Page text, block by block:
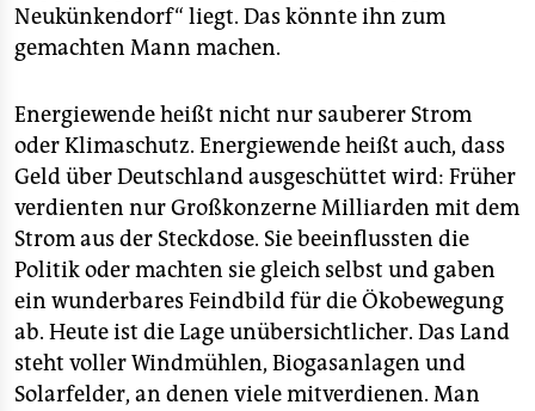
Neukünkendorf“ liegt. Das könnte ihn zum
gemachten Mann machen.
Energiewende heißt nicht nur sauberer Strom
oder Klimaschutz. Energiewende heißt auch, dass
Geld über Deutschland ausgeschüttet wird: Früher
verdienten nur Großkonzerne Milliarden mit dem
Strom aus der Steckdose. Sie beeinflussten die
Politik oder machten sie gleich selbst und gaben
ein wunderbares Feindbild für die Ökobewegung
ab. Heute ist die Lage unübersichtlicher. Das Land
steht voller Windmühlen, Biogasanlagen und
Solarfelder, an denen viele mitverdienen. Man